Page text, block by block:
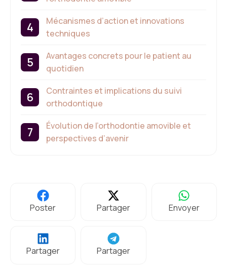
Mécanismes d’action et innovations
techniques
Avantages concrets pour le patient au
quotidien
Contraintes et implications du suivi
orthodontique
Évolution de l’orthodontie amovible et
perspectives d’avenir
Poster Partager Envoyer
Partager Partager